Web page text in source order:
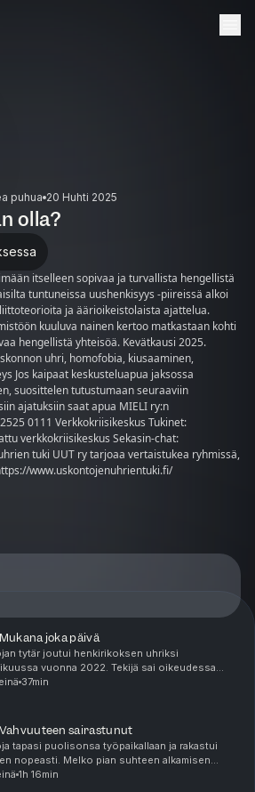
puhua 20 Huhti 2025
olla?
itselleen sopivaa ja turvallista hengellistä
tuntuneissa uushenkisyys -piireissä alkoi
ja äärioikeistolaista ajattelua.
kuuluva nainen kertoo matkastaan kohti
hengellistä yhteisöä. Kevätkausi 2025.
uhri, homofobia, kiusaaminen,
suosittelen tutustumaan seuraaviin
ajatuksiin saat apua MIELI ry:n
0111 Verkkokriisikeskus Tukinet:
verkkokriisikeskus Sekasin-chat:
tuki UUT ry tarjoaa vertaistukea ryhmissä,
www.uskontojenuhrientuki.fi/
joka päivä
tytär joutui henkirikoksen uhriksi
vuonna 2022. Tekijä sai oikeudessa
mutta hänet päästettiin vapauteen jo
37min
sairastunut
tapasi puolisonsa työpaikallaan ja rakastui
nopeasti. Melko pian suhteen alkamisen
kuitenkin paljastui, että hänen kumppaninsa
1h 16min